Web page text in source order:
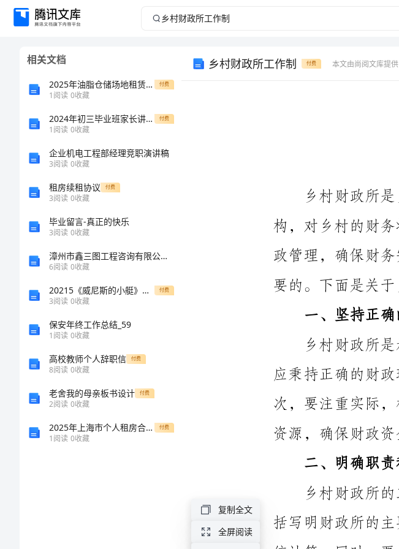
乡
相关文档
2025年油脂仓储场地租赁合同总览 付费
1阅读 0收藏
2024年初三毕业班家长讲话稿标准版本 付费
1阅读 0收藏
企业机电工程部经理竞职演讲稿
3阅读 0收藏
租房续租协议 付费
3阅读 0收藏
毕业留言-真正的快乐
3阅读 0收藏
漳州市鑫三图工程咨询有限公司介绍企业发展分析报告
6阅读 0收藏
20215《威尼斯的小艇》教学反思 付费
3阅读 0收藏
保安年终工作总结_59
1阅读 0收藏
高校教师个人辞职信 付费
8阅读 0收藏
老舍我的母亲板书设计 付费
2阅读 0收藏
2025年上海市个人租房合同样本 付费
1阅读 0收藏
乡村财政所工作制 付费 本文由尚阅文库提供
三、健全财务管理制度
一、坚持正确的财政理念
二、明确职责和权限
审计监督等方面的权限范围。
复制全文
全屏阅读